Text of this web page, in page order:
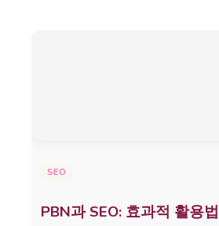
SEO
PBN과 SEO: 효과적 활용